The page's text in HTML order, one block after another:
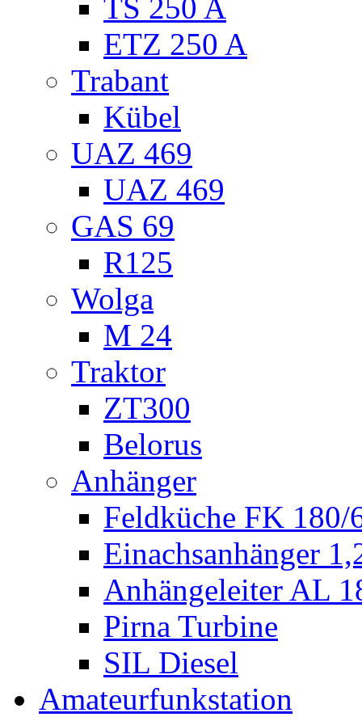
TS 250 A
ETZ 250 A
Trabant
Kübel
UAZ 469
UAZ 469
GAS 69
R125
Wolga
M 24
Traktor
ZT300
Belorus
Anhänger
Feldküche FK 180/
Einachsanhänger
Anhängeleiter AL
Pirna Turbine
SIL Diesel
Amateurfunkstation